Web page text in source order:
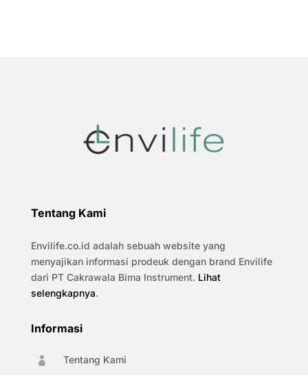
Tentang Kami
Envilife.co.id adalah sebuah website yang
menyajikan informasi prodeuk dengan brand Envilife
dari PT Cakrawala Bima Instrument. Lihat
selengkapnya.
Informasi
 Tentang Kami